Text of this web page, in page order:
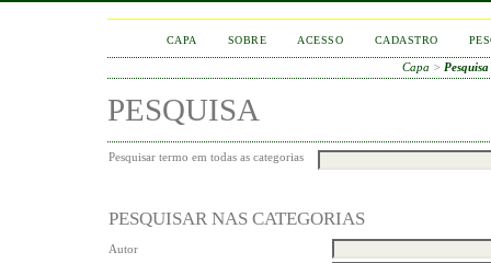
CAPA SOBRE ACESSO CADASTRO
Capa > Pesquisa
PESQUISA
Pesquisar termo em todas as categorias
PESQUISAR NAS CATEGORIAS
Autor